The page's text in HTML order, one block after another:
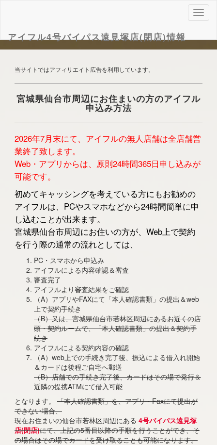
ナ
ビ
ー
シ
アイフル4号バイパス遠見塚店(閉店)情報
当サイトではアフィリエイト広告を利用しています。
宮城県仙台市周辺にお住まいの方のアイフル
申込み方法
2026年7月末にて、アイフルの無人店舗は全店舗営
業終了致します。
Web・アプリからは、原則24時間365日申し込みが
可能です。
初めてキャッシングを考えている方にもお勧めの
アイフルは、PCやスマホなどから24時間簡単に申
し込むことが出来ます。
宮城県仙台市周辺にお住いの方が、Web上で契約
を行う際の通常の流れとしては、
PC・スマホから申込み
アイフルによる内容確認＆審査
審査完了
アイフルより審査結果をご確認
（A）アプリやFAXにて「本人確認書類」の提出＆web
上で契約手続き
（B）又は、宮城県仙台市若林区周辺にあるお近くの店
頭・契約ルームで、「本人確認書類」の提出＆契約手
続き
アイフルによる契約内容の確認
（A）web上での手続き完了後、振込による借入れ開始
＆カードは後程ご自宅へ郵送
（B）店舗での手続き完了後、カードはその場で発行＆
近隣の提携ATMにて借入可能
となります。 「本人確認書類」を、アプリ・Faxにて提出が
できない場合、
現在お住まいの仙台市若林区周辺にある4号バイパス遠見塚
店(閉店)にて、上記の5番目以降の手順を行うことができ、そ
の場合はその場でカードを受け取ることも可能になります。